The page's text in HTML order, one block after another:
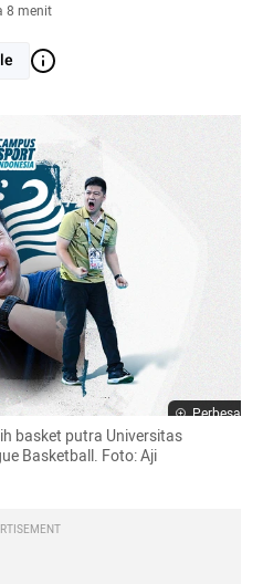
8 menit
Perbesar
basket putra Universitas
Basketball. Foto: Aji